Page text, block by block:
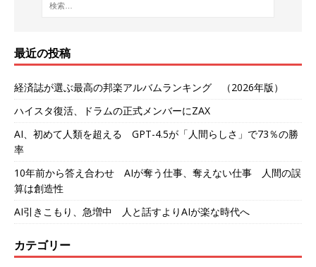
最近の投稿
経済誌が選ぶ最高の邦楽アルバムランキング （2026年版）
ハイスタ復活、ドラムの正式メンバーにZAX
AI、初めて人類を超える GPT-4.5が「人間らしさ」で73％の勝
率
10年前から答え合わせ AIが奪う仕事、奪えない仕事 人間の誤
算は創造性
AI引きこもり、急増中 人と話すよりAIが楽な時代へ
カテゴリー